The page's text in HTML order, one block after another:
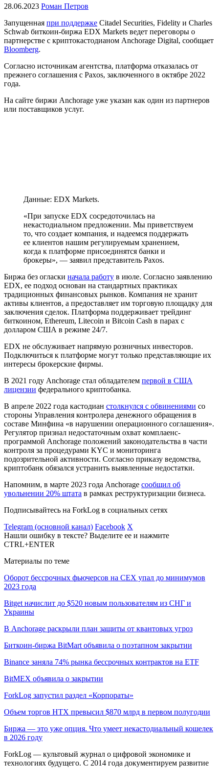
28.06.2023 Роман Петров
Запущенная при поддержке Citadel Securities, Fidelity и Charles
Schwab биткоин-биржа EDX Markets ведет переговоры о
партнерстве с криптокастодианом Anchorage Digital, сообщает
Bloomberg.
Согласно источникам агентства, платформа отказалась от
прежнего соглашения с Paxos, заключенного в октябре 2022
года.
На сайте биржи Anchorage уже указан как один из партнеров
или поставщиков услуг.
Данные: EDX Markets.
«При запуске EDX сосредоточилась на
некастодиальном предложении. Мы приветствуем
то, что создает компания, и надеемся поддержать
ее клиентов нашим регулируемым хранением,
когда к платформе присоединятся банки и
брокеры», — заявил представитель Paxos.
Биржа без огласки начала работу в июле. Согласно заявлению
EDX, ее подход основан на стандартных практиках
традиционных финансовых рынков. Компания не хранит
активы клиентов, а предоставляет им торговую площадку для
заключения сделок. Платформа поддерживает трейдинг
биткоином, Ethereum, Litecoin и Bitcoin Cash в парах с
долларом США в режиме 24/7.
EDX не обслуживает напрямую розничных инвесторов.
Подключиться к платформе могут только представляющие их
интересы брокерские фирмы.
В 2021 году Anchorage стал обладателем первой в США
лицензии федерального криптобанка.
В апреле 2022 года кастодиан столкнулся с обвинениями со
стороны Управления контролера денежного обращения в
составе Минфина «в нарушении операционного соглашения».
Регулятор признал недостаточным охват комплаенс-
программой Anchorage положений законодательства в части
контроля за процедурами KYC и мониторинга
подозрительной активности. Согласно приказу ведомства,
криптобанк обязался устранить выявленные недостатки.
Напомним, в марте 2023 года Anchorage сообщил об
увольнении 20% штата в рамках реструктуризации бизнеса.
Подписывайтесь на ForkLog в социальных сетях
Telegram (основной канал) Facebook X
Нашли ошибку в тексте? Выделите ее и нажмите
CTRL+ENTER
Материалы по теме
Оборот бессрочных фьючерсов на CEX упал до минимумов
2023 года
Bitget начислит до $520 новым пользователям из СНГ и
Украины
В Anchorage раскрыли план защиты от квантовых угроз
Биткоин-биржа BitMart объявила о поэтапном закрытии
Binance заняла 74% рынка бессрочных контрактов на ETF
BitMEX объявила о закрытии
ForkLog запустил раздел «Корпораты»
Объем торгов HTX превысил $870 млрд в первом полугодии
Биржа — это уже опция. Что умеет некастодиальный кошелек
в 2026 году
ForkLog — культовый журнал о цифровой экономике и
технологиях будущего. С 2014 года документируем развитие